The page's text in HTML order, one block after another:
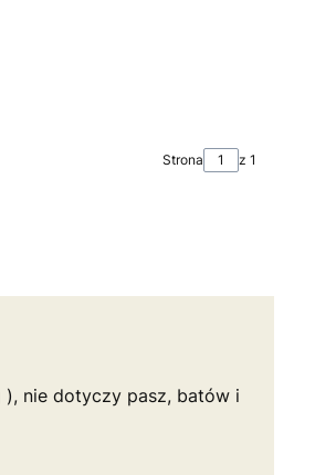
Strona z 1
nie dotyczy pasz, batów i